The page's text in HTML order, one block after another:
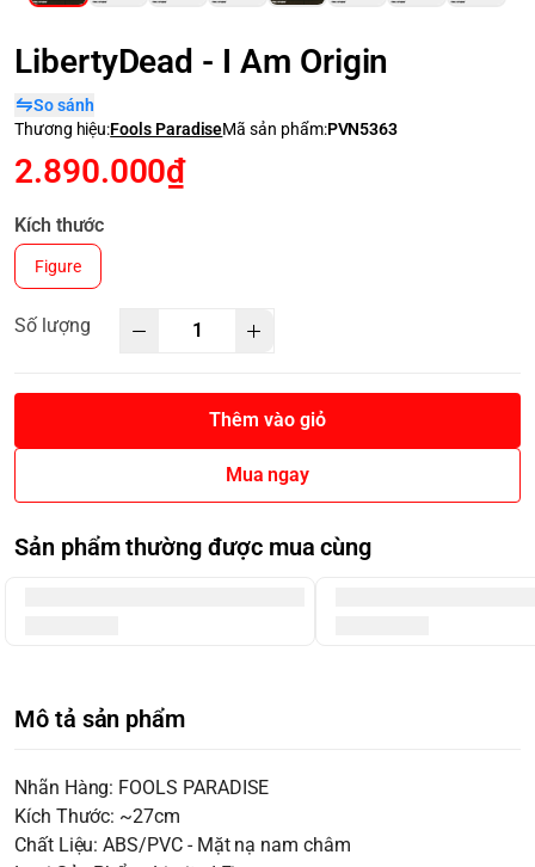
LibertyDead - I Am Origin
So sánh
Thương hiệu:Fools ParadiseMã sản phẩm:PVN5363
2.890.000₫
Kích thước
Figure
Số lượng
Thêm vào giỏ
Mua ngay
Sản phẩm thường được mua cùng
Mô tả sản phẩm
Nhãn Hàng: FOOLS PARADISE
Kích Thước: ~27cm
Chất Liệu: ABS/PVC - Mặt nạ nam châm